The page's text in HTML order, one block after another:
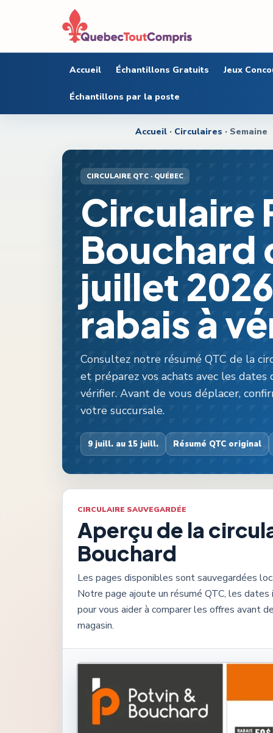
Accueil Échantillons Gratuits Jeux
Échantillons par la poste
Accueil · Circulaires · Semaine
CIRCULAIRE QTC · QUÉBEC
Circulaire
Bouchard
juillet
rabais à
Consultez notre résumé QTC de la
et préparez vos achats avec les
vérifier. Avant de vous déplacer,
votre succursale.
9 juill. au 15 juill. Résumé QTC original
CIRCULAIRE SAUVEGARDÉE
Aperçu de la
Bouchard
Les pages disponibles sont sauvegardées
Notre page ajoute un résumé QTC, les
pour vous aider à comparer les offres avant
magasin.